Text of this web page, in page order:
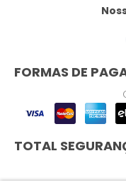
FORMAS DE
TOTAL